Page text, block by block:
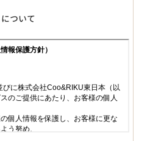
について